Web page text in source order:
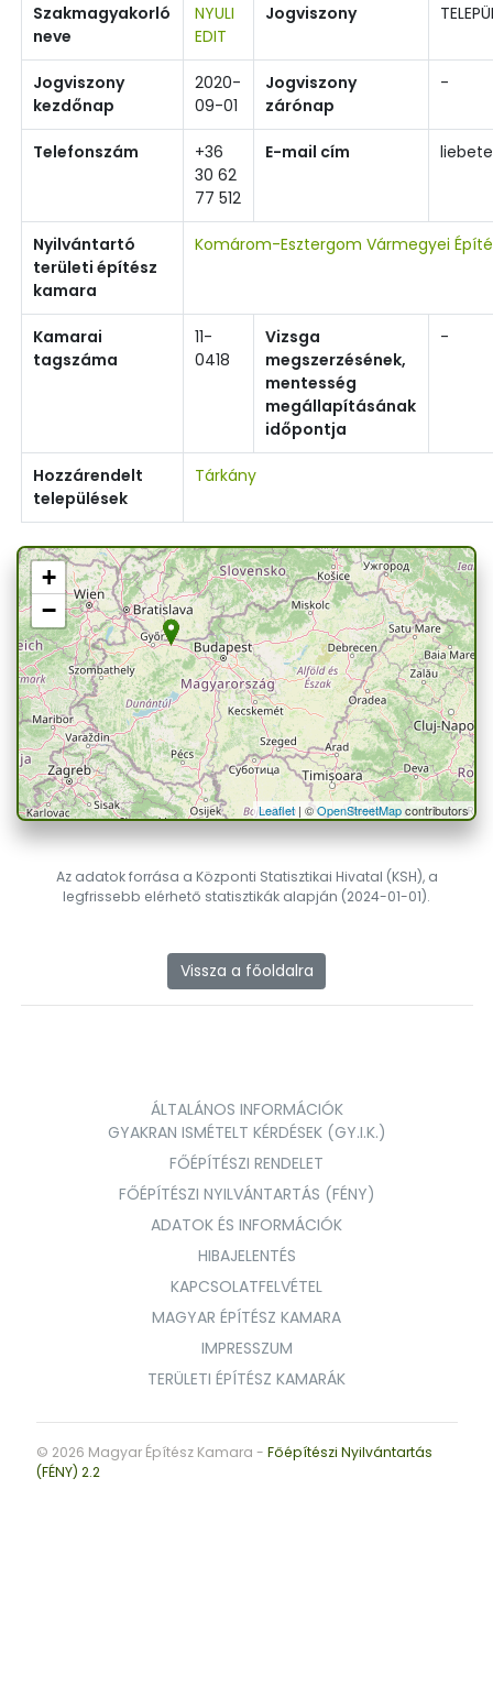
Szakmagyakorló
neve
NYULI
EDIT
Jogviszony
Jogviszony
kezdőnap
2020-
09-01
Jogviszony
zárónap
-
Telefonszám
+36
30 62
77 512
E-mail cím
Nyilvántartó
területi építész
kamara
Komárom-Esztergom Vármegyei
Kamarai
tagszáma
11-
0418
Vizsga
megszerzésének,
mentesség
megállapításának
időpontja
-
Hozzárendelt
települések
Tárkány
+
−
Leaflet| ©OpenStreetMapcontributors
Az adatok forrása a Központi Statisztikai Hivatal (KSH), a
legfrissebb elérhető statisztikák alapján (2024-01-01).
Vissza a főoldalra
ÁLTALÁNOS INFORMÁCIÓK
GYAKRAN ISMÉTELT KÉRDÉSEK (GY.I.K.)
FŐÉPÍTÉSZI RENDELET
FŐÉPÍTÉSZI NYILVÁNTARTÁS (FÉNY)
ADATOK ÉS INFORMÁCIÓK
HIBAJELENTÉS
KAPCSOLATFELVÉTEL
MAGYAR ÉPÍTÉSZ KAMARA
IMPRESSZUM
TERÜLETI ÉPÍTÉSZ KAMARÁK
© 2026 Magyar Építész Kamara - Főépítészi Nyilvántartás
(FÉNY) 2.2